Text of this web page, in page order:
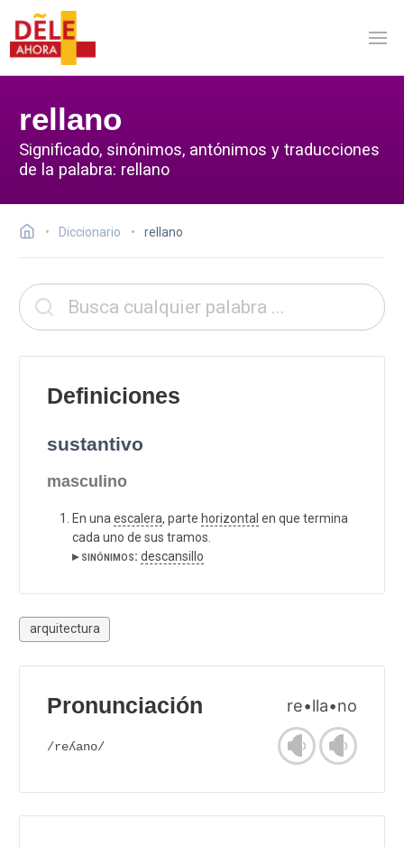
rellano
Significado, sinónimos, antónimos y traducciones
de la palabra: rellano
Diccionario rellano
Definiciones
sustantivo
masculino
En una escalera, parte horizontal en que termina
cada uno de sus tramos.
▸ sinónimos: descansillo
arquitectura
Pronunciación re•lla•no
/reʎano/